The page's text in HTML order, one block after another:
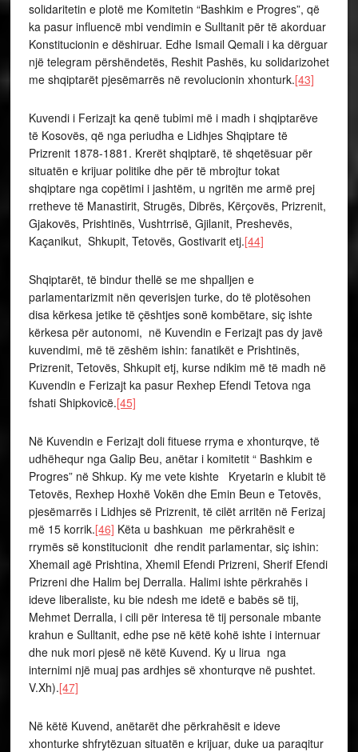
solidaritetin e plotë me Komitetin “Bashkim e Progres”, që
ka pasur influencë mbi vendimin e Sulltanit për të akorduar
Konstitucionin e dëshiruar. Edhe Ismail Qemali i ka dërguar
një telegram përshëndetës, Reshit Pashës, ku solidarizohet
me shqiptarët pjesëmarrës në revolucionin xhonturk.[43]
Kuvendi i Ferizajt ka qenë tubimi më i madh i shqiptarëve
të Kosovës, që nga periudha e Lidhjes Shqiptare të
Prizrenit 1878-1881. Krerët shqiptarë, të shqetësuar për
situatën e krijuar politike dhe për të mbrojtur tokat
shqiptare nga copëtimi i jashtëm, u ngritën me armë prej
rretheve të Manastirit, Strugës, Dibrës, Kërçovës, Prizrenit,
Gjakovës, Prishtinës, Vushtrrisë, Gjilanit, Preshevës,
Kaçanikut, Shkupit, Tetovës, Gostivarit etj.[44]
Shqiptarët, të bindur thellë se me shpalljen e
parlamentarizmit nën qeverisjen turke, do të plotësohen
disa kërkesa jetike të çështjes sonë kombëtare, siç ishte
kërkesa për autonomi, në Kuvendin e Ferizajt pas dy javë
kuvendimi, më të zëshëm ishin: fanatikët e Prishtinës,
Prizrenit, Tetovës, Shkupit etj, kurse ndikim më të madh në
Kuvendin e Ferizajt ka pasur Rexhep Efendi Tetova nga
fshati Shipkovicë.[45]
Në Kuvendin e Ferizajt doli fituese rryma e xhonturqve, të
udhëhequr nga Galip Beu, anëtar i komitetit “ Bashkim e
Progres” në Shkup. Ky me vete kishte Kryetarin e klubit të
Tetovës, Rexhep Hoxhë Vokën dhe Emin Beun e Tetovës,
pjesëmarrës i Lidhjes së Prizrenit, të cilët arritën në Ferizaj
më 15 korrik.[46] Këta u bashkuan me përkrahësit e
rrymës së konstitucionit dhe rendit parlamentar, siç ishin:
Xhemail agë Prishtina, Xhemil Efendi Prizreni, Sherif Efendi
Prizreni dhe Halim bej Derralla. Halimi ishte përkrahës i
ideve liberaliste, ku bie ndesh me idetë e babës së tij,
Mehmet Derralla, i cili për interesa të tij personale mbante
krahun e Sulltanit, edhe pse në këtë kohë ishte i internuar
dhe nuk mori pjesë në këtë Kuvend. Ky u lirua nga
internimi një muaj pas ardhjes së xhonturqve në pushtet.
V.Xh).[47]
Në këtë Kuvend, anëtarët dhe përkrahësit e ideve
xhonturke shfrytëzuan situatën e krijuar, duke ua paraqitur